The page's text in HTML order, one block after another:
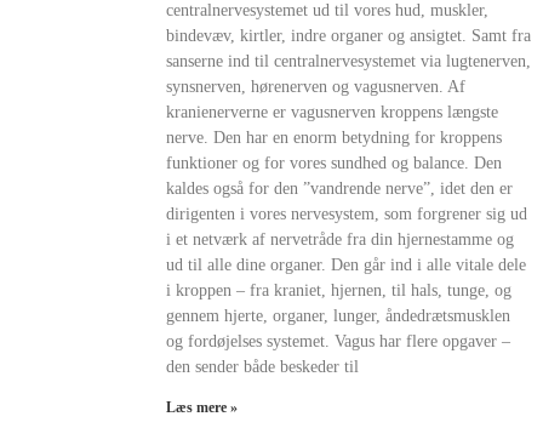
centralnervesystemet ud til vores hud, muskler,
bindevæv, kirtler, indre organer og ansigtet. Samt fra
sanserne ind til centralnervesystemet via lugtenerven,
synsnerven, hørenerven og vagusnerven. Af
kranienerverne er vagusnerven kroppens længste
nerve. Den har en enorm betydning for kroppens
funktioner og for vores sundhed og balance. Den
kaldes også for den ”vandrende nerve”, idet den er
dirigenten i vores nervesystem, som forgrener sig ud
i et netværk af nervetråde fra din hjernestamme og
ud til alle dine organer. Den går ind i alle vitale dele
i kroppen – fra kraniet, hjernen, til hals, tunge, og
gennem hjerte, organer, lunger, åndedrætsmusklen
og fordøjelses systemet. Vagus har flere opgaver –
den sender både beskeder til
Læs mere »